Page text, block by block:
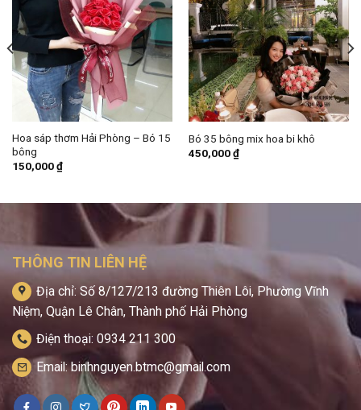
Hoa sáp thơm Hải Phòng – Bó 15
bông
150,000₫
Bó 35 bông mix hoa bi khô
450,000₫
THÔNG TIN LIÊN HỆ
Địa chỉ: Số 8/127/213 đường Thiên Lôi, Phường Vĩnh
Niệm, Quận Lê Chân, Thành phố Hải Phòng
Điện thoại: 0934 211 300
Email: binhnguyen.btmc@gmail.com